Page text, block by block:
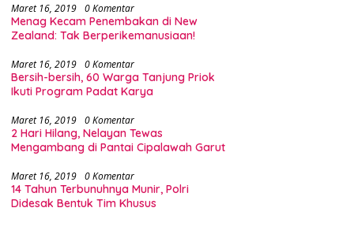
Maret 16, 2019 0 Komentar
Menag Kecam Penembakan di New
Zealand: Tak Berperikemanusiaan!
Maret 16, 2019 0 Komentar
Bersih-bersih, 60 Warga Tanjung Priok
Ikuti Program Padat Karya
Maret 16, 2019 0 Komentar
2 Hari Hilang, Nelayan Tewas
Mengambang di Pantai Cipalawah Garut
Maret 16, 2019 0 Komentar
14 Tahun Terbunuhnya Munir, Polri
Didesak Bentuk Tim Khusus